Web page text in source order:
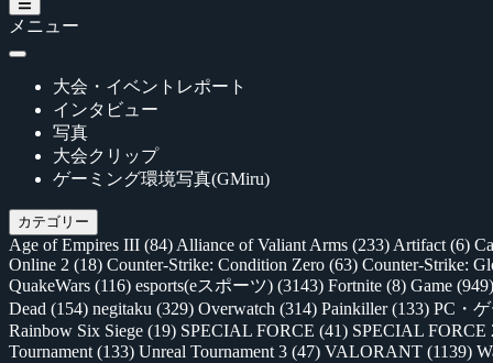
メニュー
大会・イベントレポート
インタビュー
写真
大会クリップ
ゲーミング環境写真(GMiru)
カテゴリー
Age of Empires III (84) Alliance of Valiant Arms (233) Artifact (6)
Online 2 (18) Counter-Strike: Condition Zero (63) Counter-Strike:
QuakeWars (116) esports(eスポーツ) (3143) Fortnite (8) Game (949)
Dead (154) negitaku (329) Overwatch (314) Painkiller(133) PC・
Rainbow Six Siege (19) SPECIAL FORCE (41) SPECIAL FORCE
Tournament (133) Unreal Tournament 3 (47) VALORANT (1139)